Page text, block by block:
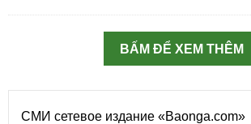
BẤM ĐỂ XEM THÊM
СМИ сетевое издание «Baonga.com»